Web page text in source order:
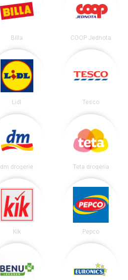
Billa COOP Jednota
Lidl Tesco
dm drogerie Teta drogéria
Kik Pepco